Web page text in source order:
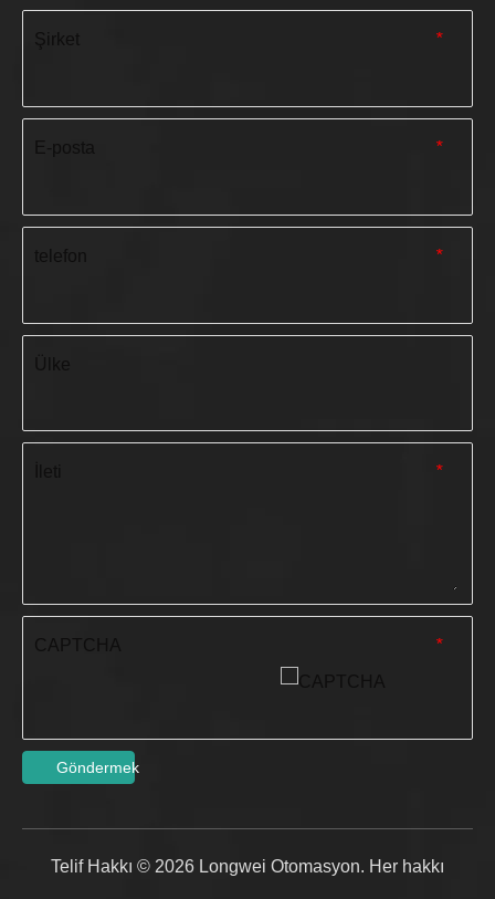
*
Şirket
*
E-posta
*
telefon
*
*
CAPTCHA
Göndermek
Telif Hakkı © 2026 Longwei Otomasyon. Her hakkı